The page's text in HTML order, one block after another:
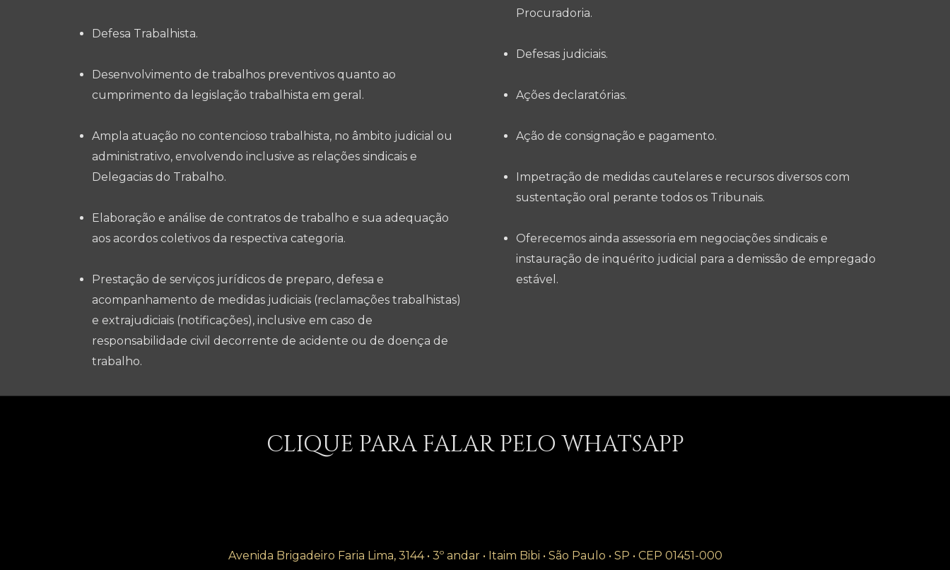
Defesa Trabalhista.
Desenvolvimento de trabalhos preventivos quanto ao
cumprimento da legislação trabalhista em geral.
Ampla atuação no contencioso trabalhista, no âmbito judicial ou
administrativo, envolvendo inclusive as relações sindicais e
Delegacias do Trabalho.
Elaboração e análise de contratos de trabalho e sua adequação
aos acordos coletivos da respectiva categoria.
Prestação de serviços jurídicos de preparo, defesa e
acompanhamento de medidas judiciais (reclamações trabalhistas)
e extrajudiciais (notificações), inclusive em caso de
responsabilidade civil decorrente de acidente ou de doença de
trabalho.
Procuradoria.
Defesas judiciais.
Ações declaratórias.
Ação de consignação e pagamento.
Impetração de medidas cautelares e recursos diversos com
sustentação oral perante todos os Tribunais.
Oferecemos ainda assessoria em negociações sindicais e
instauração de inquérito judicial para a demissão de empregado
estável.
CLIQUE PARA FALAR PELO WHATSAPP
Avenida Brigadeiro Faria Lima, 3144 • 3º andar • Itaim Bibi • São Paulo • SP • CEP 01451-000